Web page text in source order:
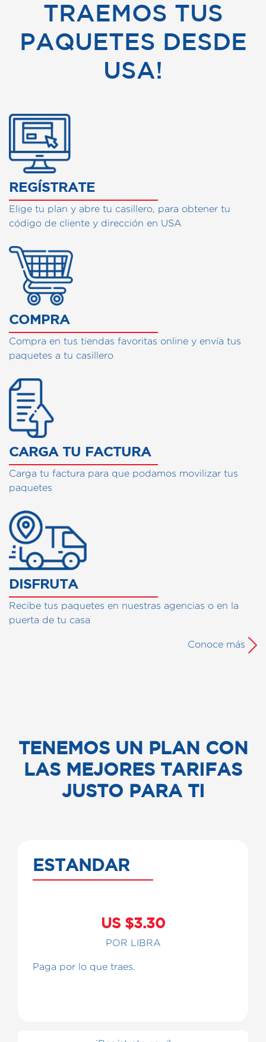
TRAEMOS TUS
PAQUETES DESDE
USA!
CÓMO FUNCIONA
REGÍSTRATE
Elige tu plan y abre tu casillero, para obtener tu
código de cliente y dirección en USA
COMPRA
Compra en tus tiendas favoritas online y envía tus
paquetes a tu casillero
CARGA TU FACTURA
Carga tu factura para que podamos movilizar tus
paquetes
DISFRUTA
Recibe tus paquetes en nuestras agencias o en la
puerta de tu casa
Conoce más
TENEMOS UN PLAN CON
LAS MEJORES TARIFAS
JUSTO PARA TI
ESTANDAR
US $3.30
POR LIBRA
Paga por lo que traes.